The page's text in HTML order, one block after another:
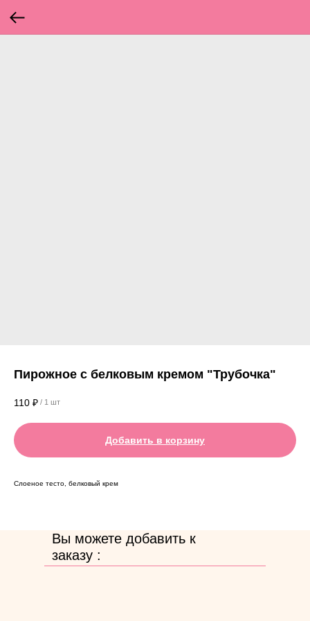
Пирожное с белковым кремом "Трубочка"
110 ₽ / 1 шт
Добавить в корзину
Слоеное тесто, белковый крем
Вы можете добавить к
заказу :